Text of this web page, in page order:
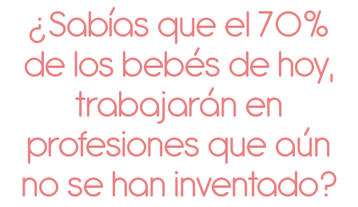
¿Sabías que el 70%
de los bebés de hoy,
trabajarán en
profesiones que aún
no se han inventado?